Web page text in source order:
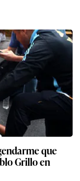
que
Grillo en